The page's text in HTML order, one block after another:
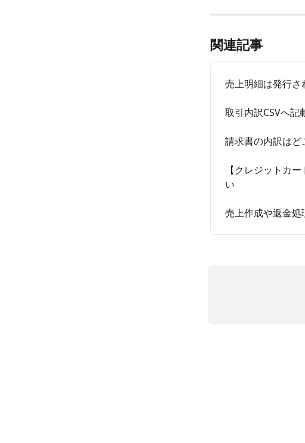
関連記事
売上明細は発行さ
取引内訳CSVへ記
請求書の内訳は
【クレジットカ
い
売上作成や返金処